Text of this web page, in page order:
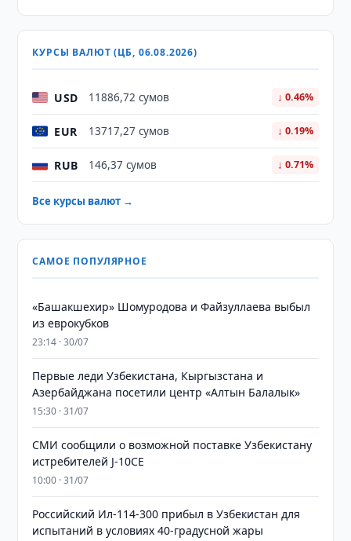
КУРСЫ ВАЛЮТ (ЦБ, 06.08.2026)
USD 11886,72 сумов ↓ 0.46%
EUR 13717,27 сумов ↓ 0.19%
RUB 146,37 сумов ↓ 0.71%
Все курсы валют →
САМОЕ ПОПУЛЯРНОЕ
«Башакшехир» Шомуродова и Файзуллаева выбыл
из еврокубков
23:14 · 30/07
Первые леди Узбекистана, Кыргызстана и
Азербайджана посетили центр «Алтын Балалык»
15:30 · 31/07
СМИ сообщили о возможной поставке Узбекистану
истребителей J-10CE
10:00 · 31/07
Российский Ил-114-300 прибыл в Узбекистан для
испытаний в условиях 40-градусной жары